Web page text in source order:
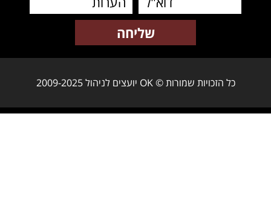
כל הזכויות שמורות © OK יועצים לניהול 2009-2025